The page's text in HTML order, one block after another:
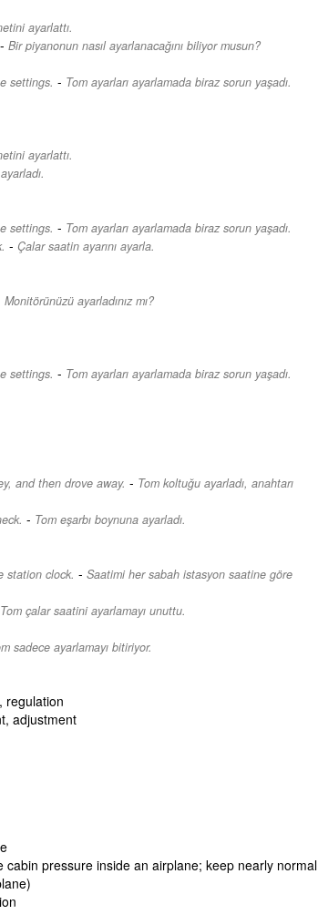
ayarlattı.
Bir piyanonun nasıl ayarlanacağını biliyor musun?
settings. - Tom ayarları ayarlamada biraz sorun yaşadı.
ayarlattı.
settings. - Tom ayarları ayarlamada biraz sorun yaşadı.
- Çalar saatin ayarını ayarla.
Monitörünüzü ayarladınız mı?
settings. - Tom ayarları ayarlamada biraz sorun yaşadı.
and then drove away. - Tom koltuğu ayarladı, anahtarı
- Tom eşarbı boynuna ayarladı.
station clock. - Saatimi her sabah istasyon saatine göre
Tom çalar saatini ayarlamayı unuttu.
sadece ayarlamayı bitiriyor.
regulation
adjustment
cabin pressure inside an airplane; keep nearly normal